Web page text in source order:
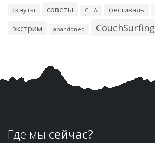
скауты советы США фестиваль
экстрим abandoned CouchSurfing
Где мы сейчас?